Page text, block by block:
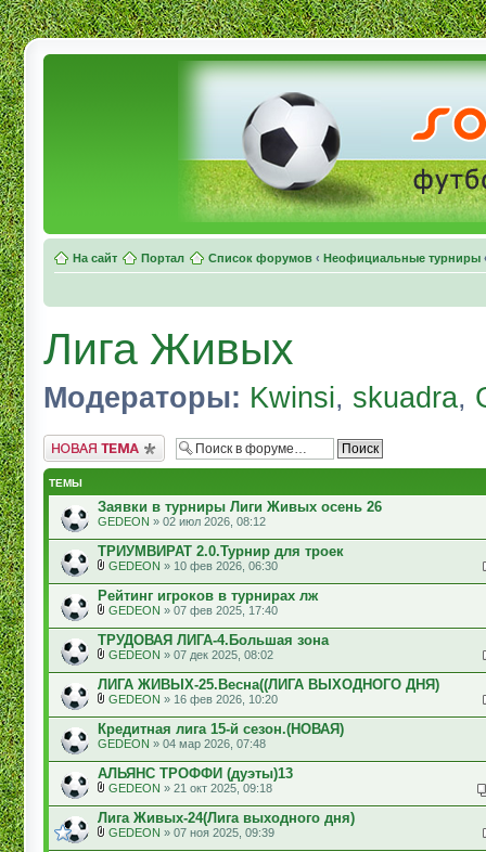
На сайт Портал Список форумов ‹ Неофициальные турниры
Лига Живых
Модераторы: Kwinsi, skuadra,
Начать новую тему
ТЕМЫ
Заявки в турниры Лиги Живых осень 26
GEDEON » 02 июл 2026, 08:12
ТРИУМВИРАТ 2.0.Турнир для троек
GEDEON » 10 фев 2026, 06:30
Рейтинг игроков в турнирах лж
GEDEON » 07 фев 2025, 17:40
ТРУДОВАЯ ЛИГА-4.Большая зона
GEDEON » 07 дек 2025, 08:02
ЛИГА ЖИВЫХ-25.Весна((ЛИГА ВЫХОДНОГО ДНЯ)
GEDEON » 16 фев 2026, 10:20
Кредитная лига 15-й сезон.(НОВАЯ)
GEDEON » 04 мар 2026, 07:48
АЛЬЯНС ТРОФФИ (дуэты)13
GEDEON » 21 окт 2025, 09:18
Лига Живых-24(Лига выходного дня)
GEDEON » 07 ноя 2025, 09:39